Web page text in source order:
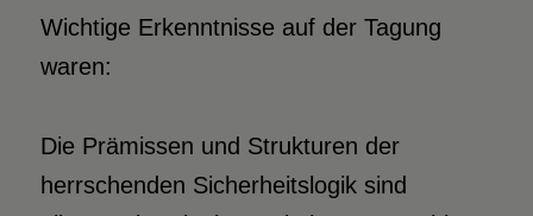
Wichtige Erkenntnisse auf der Tagung
waren:
Die Prämissen und Strukturen der
herrschenden Sicherheitslogik sind